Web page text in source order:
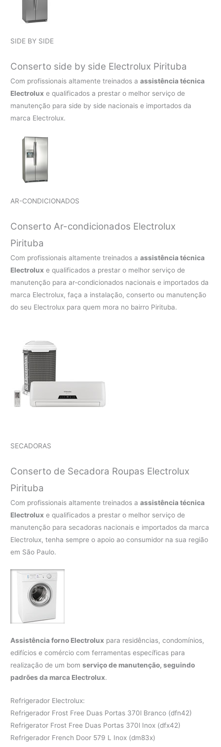
SIDE BY SIDE
Conserto side by side Electrolux Pirituba
Com profissionais altamente treinados aassistência técnica
Electrolux e qualificados a prestar o melhor serviço de
manutenção para side by side nacionais e importados da
marca Electrolux.
AR-CONDICIONADOS
Conserto Ar-condicionados Electrolux
Pirituba
Com profissionais altamente treinados aassistência técnica
Electrolux e qualificados a prestar o melhor serviço de
manutenção para ar-condicionados nacionais e importados da
marca Electrolux, faça a instalação, conserto ou manutenção
do seu Electrolux para quem mora no bairro Pirituba.
SECADORAS
Conserto de Secadora Roupas Electrolux
Pirituba
Com profissionais altamente treinados aassistência técnica
Electrolux e qualificados a prestar o melhor serviço de
manutenção para secadoras nacionais e importados da marca
Electrolux, tenha sempre o apoio ao consumidor na sua região
em São Paulo.
Assistência forno Electrolux para residências, condomínios,
edifícios e comércio com ferramentas específicas para
realização de um bomserviço de manutenção, seguindo
padrões da marca Electrolux.
Refrigerador Electrolux:
Refrigerador Frost Free Duas Portas 370l Branco (dfn42)
Refrigerator Frost Free Duas Portas 370l Inox (dfx42)
Refrigerador French Door 579 L Inox (dm83x)